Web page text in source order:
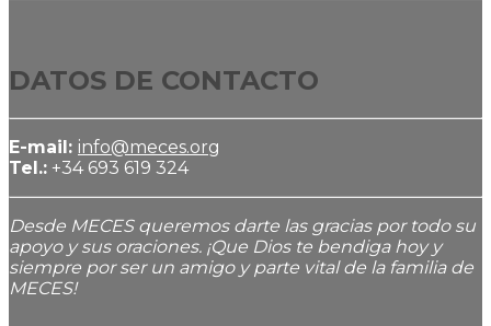
DATOS DE CONTACTO
E-mail: info@meces.org
Tel.: +34 693 619 324
Desde MECES queremos darte las gracias por todo su
apoyo y sus oraciones. ¡Que Dios te bendiga hoy y
siempre por ser un amigo y parte vital de la familia de
MECES!